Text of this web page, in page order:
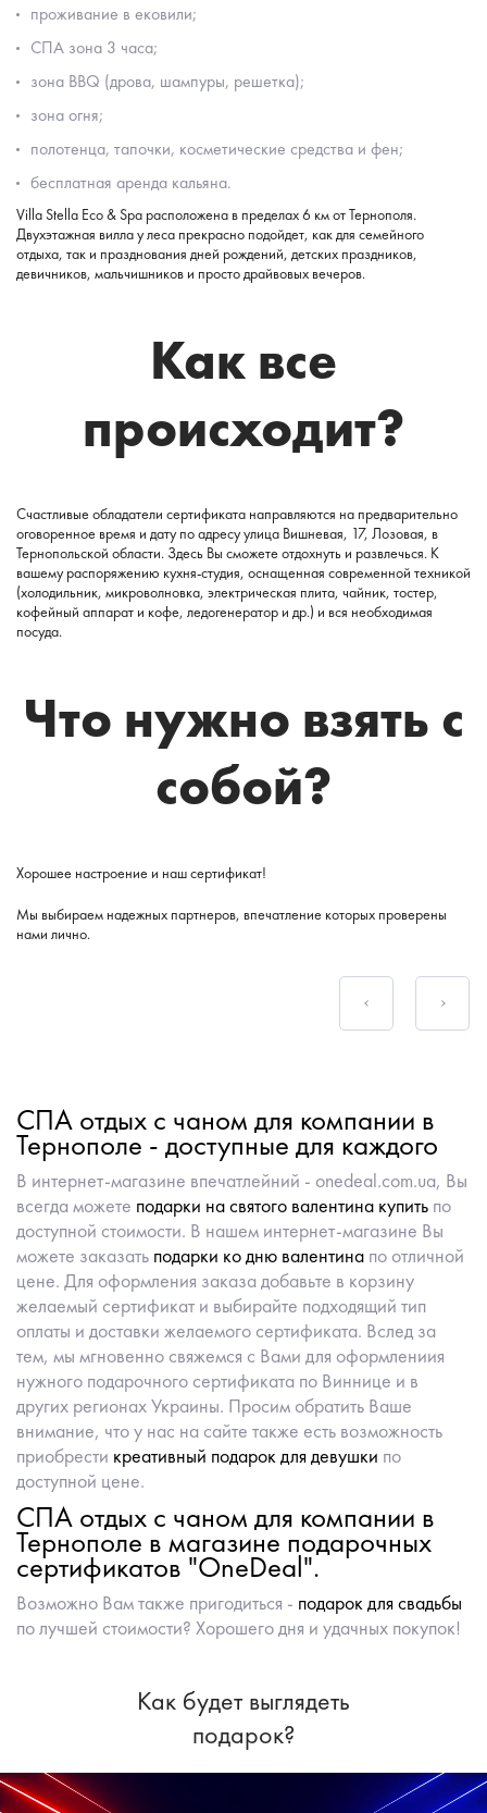
проживание в ековили;
СПА зона 3 часа;
зона BBQ (дрова, шампуры, решетка);
зона огня;
полотенца, тапочки, косметические средства и фен;
бесплатная аренда кальяна.
Villa Stella Eco & Spa расположена в пределах 6 км от Тернополя.
Двухэтажная вилла у леса прекрасно подойдет, как для семейного
отдыха, так и празднования дней рождений, детских праздников,
девичников, мальчишников и просто драйвовых вечеров.
Как все
происходит?
Счастливые обладатели сертификата направляются на предварительно
оговоренное время и дату по адресу улица Вишневая, 17, Лозовая, в
Тернопольской области. Здесь Вы сможете отдохнуть и развлечься. К
вашему распоряжению кухня-студия, оснащенная современной техникой
(холодильник, микроволновка, электрическая плита, чайник, тостер,
кофейный аппарат и кофе, ледогенератор и др.) и вся необходимая
посуда.
Что нужно взять с
собой?
Хорошее настроение и наш сертификат!
Мы выбираем надежных партнеров, впечатление которых проверены
нами лично.
СПА отдых с чаном для компании в
Тернополе - доступные для каждого
В интернет-магазине впечатлейний - onedeal.com.ua, Вы
всегда можете подарки на святого валентина купить по
доступной стоимости. В нашем интернет-магазине Вы
можете заказать подарки ко дню валентина по отличной
цене. Для оформления заказа добавьте в корзину
желаемый сертификат и выбирайте подходящий тип
оплаты и доставки желаемого сертификата. Вслед за
тем, мы мгновенно свяжемся с Вами для оформлениия
нужного подарочного сертификата по Виннице и в
других регионах Украины. Просим обратить Ваше
внимание, что у нас на сайте также есть возможность
приобрести креативный подарок для девушки по
доступной цене.
СПА отдых с чаном для компании в
Тернополе в магазине подарочных
сертификатов "OneDeal".
Возможно Вам также пригодиться - подарок для свадьбы
по лучшей стоимости? Хорошего дня и удачных покупок!
Как будет выглядеть
подарок?